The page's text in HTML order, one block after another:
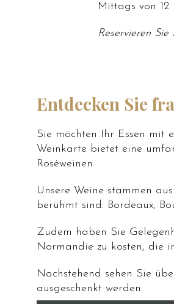
Mittags von 12
Reservieren
Entdecken Sie
Sie möchten Ihr Essen mit
Weinkarte bietet eine
Roséweinen.
Unsere Weine stammen
berühmt sind: Bordeaux,
Zudem haben Sie
Normandie zu kosten, die
Nachstehend sehen Sie
ausgeschenkt werden.